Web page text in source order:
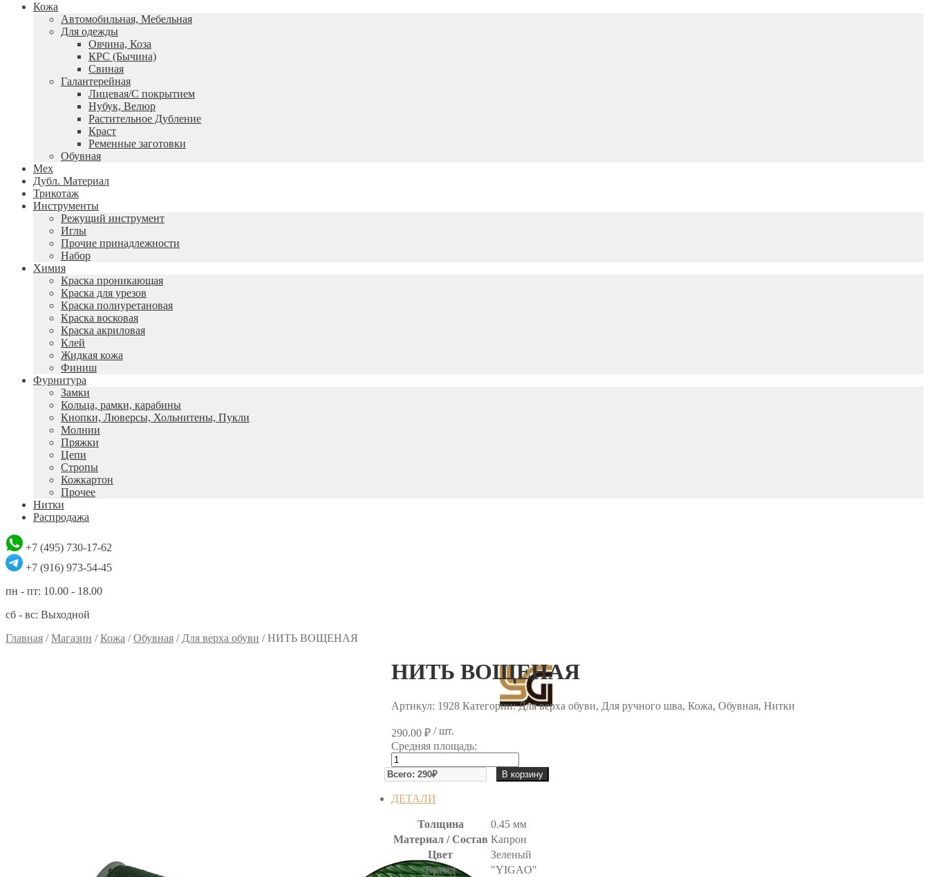
Кожа
Автомобильная, Мебельная
Для одежды
Овчина, Коза
КРС (Бычина)
Свиная
Галантерейная
Лицевая/С покрытием
Нубук, Велюр
Растительное Дубление
Краст
Ременные заготовки
Обувная
Мех
Дубл. Материал
Трикотаж
Инструменты
Режущий инструмент
Иглы
Прочие принадлежности
Набор
Химия
Краска проникающая
Краска для урезов
Краска полиуретановая
Краска восковая
Краска акриловая
Клей
Жидкая кожа
Финиш
Фурнитура
Замки
Кольца, рамки, карабины
Кнопки, Люверсы, Хольнитены, Пукли
Молнии
Пряжки
Цепи
Стропы
Кожкартон
Прочее
Нитки
Распродажа
+7 (495) 730-17-62
+7 (916) 973-54-45
пн - пт: 10.00 - 18.00
сб - вс: Выходной
Главная /Магазин /Кожа /Обувная / Для верха обуви /НИТЬ ВОЩЕНАЯ
НИТЬ ВОЩЕНАЯ
Артикул: 1928 Категории: Для верха обуви, Для ручного шва, Кожа, Обувная, Нитки
290.00 ₽/ шт.
Средняя площадь:
Количество
товара
НИТЬ
ВОЩЕНАЯ
В корзину
ДЕТАЛИ
Толщина
0.45 мм
Материал / Состав Капрон
Цвет
Зеленый
Бренд
"YIGAO"